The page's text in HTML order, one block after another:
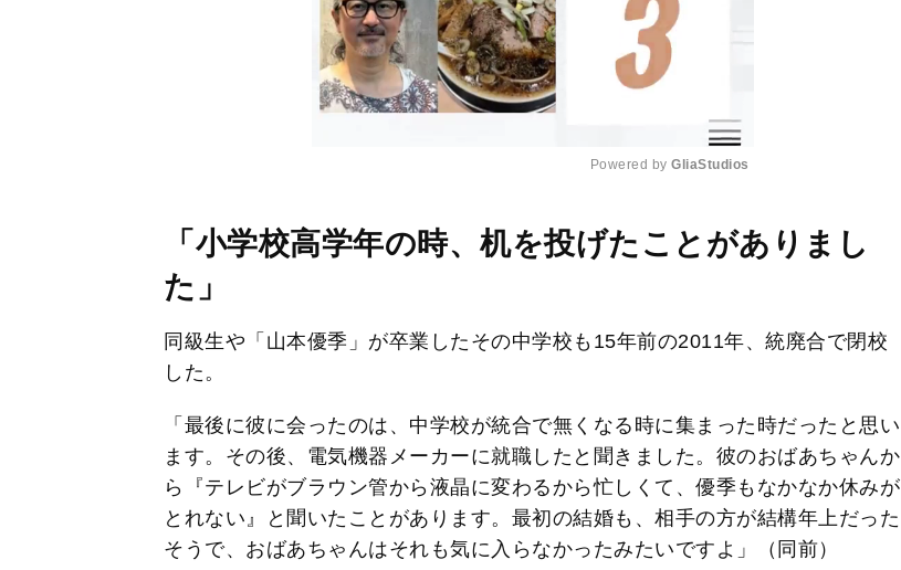
M
u
Powered by GliaStudios
「小学校高学年の時、机を投げたことがありまし
た」
同級生や「山本優季」が卒業したその中学校も15年前の2011年、統廃合で閉校
した。
「最後に彼に会ったのは、中学校が統合で無くなる時に集まった時だったと思い
ます。その後、電気機器メーカーに就職したと聞きました。彼のおばあちゃんか
ら『テレビがブラウン管から液晶に変わるから忙しくて、優季もなかなか休みが
とれない』と聞いたことがあります。最初の結婚も、相手の方が結構年上だった
そうで、おばあちゃんはそれも気に入らなかったみたいですよ」（同前）